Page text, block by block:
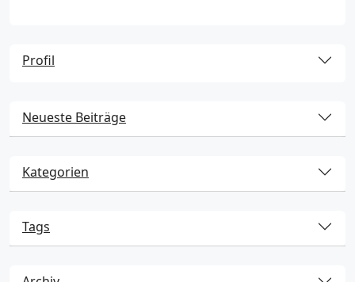
Profil
Neueste Beiträge
Kategorien
Tags